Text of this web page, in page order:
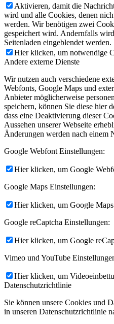
Aktivieren, damit die
wird und alle Cookies, denen
werden. Wir benötigen zwei
gespeichert wird. Andernfalls
Seitenladen eingeblendet werden.
Hier klicken, um notwendige
Andere externe Dienste
Wir nutzen auch verschiedene
Webfonts, Google Maps und
Anbieter möglicherweise
speichern, können Sie diese hier
dass eine Deaktivierung dieser
Aussehen unserer Webseite
Änderungen werden nach einem
Google Webfont Einstellungen:
Hier klicken, um Google
Google Maps Einstellungen:
Hier klicken, um Google
Google reCaptcha Einstellungen:
Hier klicken, um Google
Vimeo und YouTube
Hier klicken, um
Datenschutzrichtlinie
Sie können unsere Cookies und
in unseren Datenschutzrichtlinie